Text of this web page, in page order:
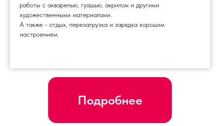
работы с акварелью, гуашью, акрилом и другими
художественными материалами.
А также - отдых, перезагрузка и зарядка хорошим
настроением.
Подробнее